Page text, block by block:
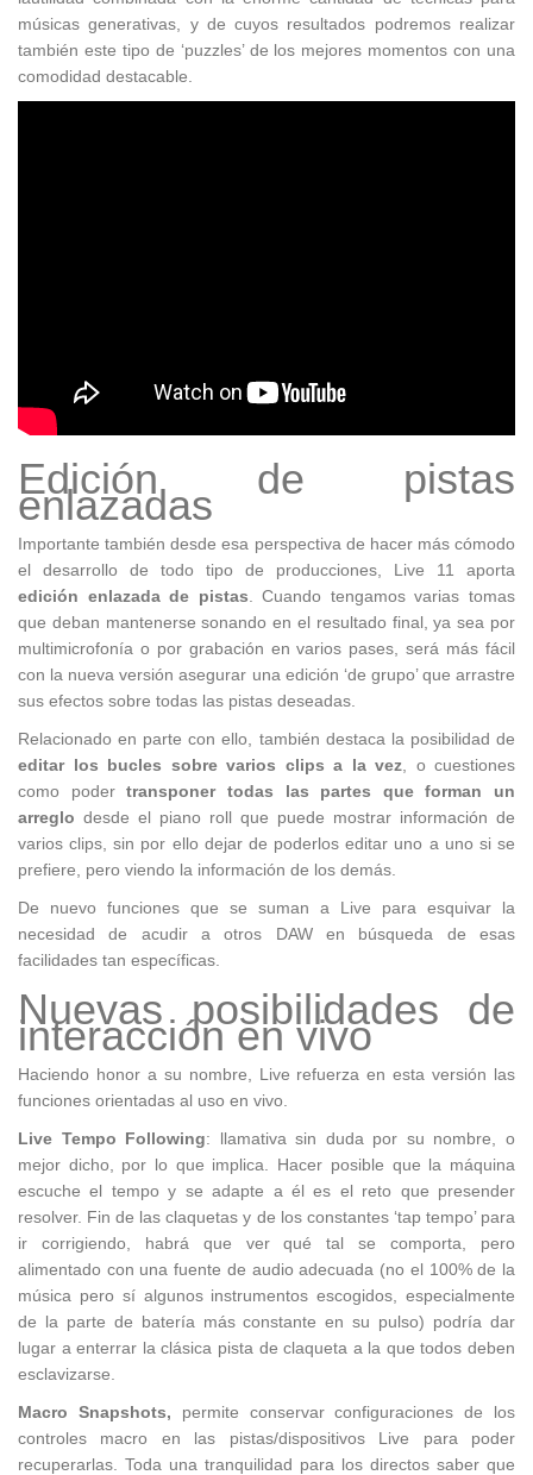
músicas generativas, y de cuyos resultados podremos realizar
también este tipo de ‘puzzles’ de los mejores momentos con una
comodidad destacable.
Edición de pistas
enlazadas
Importante también desde esa perspectiva de hacer más cómodo
el desarrollo de todo tipo de producciones, Live 11 aporta
edición enlazada de pistas . Cuando tengamos varias tomas
que deban mantenerse sonando en el resultado final, ya sea por
multimicrofonía o por grabación en varios pases, será más fácil
con la nueva versión asegurar una edición ‘de grupo’ que arrastre
sus efectos sobre todas las pistas deseadas.
Relacionado en parte con ello, también destaca la posibilidad de
editar los bucles sobre varios clips a la vez , o cuestiones
como podertransponer todas las partes que forman un
arreglo desde el piano roll que puede mostrar información de
varios clips, sin por ello dejar de poderlos editar uno a uno si se
prefiere, pero viendo la información de los demás.
De nuevo funciones que se suman a Live para esquivar la
necesidad de acudir a otros DAW en búsqueda de esas
facilidades tan específicas.
Nuevas posibilidades de
interacción en vivo
Haciendo honor a su nombre, Live refuerza en esta versión las
funciones orientadas al uso en vivo.
Live Tempo Following: llamativa sin duda por su nombre, o
mejor dicho, por lo que implica. Hacer posible que la máquina
escuche el tempo y se adapte a él es el reto que presender
resolver. Fin de las claquetas y de los constantes ‘tap tempo’ para
ir corrigiendo, habrá que ver qué tal se comporta, pero
alimentado con una fuente de audio adecuada (no el 100% de la
música pero sí algunos instrumentos escogidos, especialmente
de la parte de batería más constante en su pulso) podría dar
lugar a enterrar la clásica pista de claqueta a la que todos deben
esclavizarse.
Macro Snapshots, permite conservar configuraciones de los
controles macro en las pistas/dispositivos Live para poder
recuperarlas. Toda una tranquilidad para los directos saber que